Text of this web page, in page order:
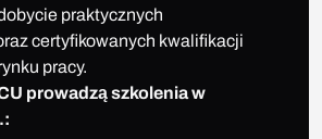
praktycznych
certyfikowanych kwalifikacji
pracy.
prowadzą szkolenia w